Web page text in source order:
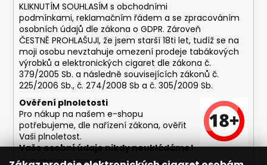
KLIKNUTÍM SOUHLASÍM s obchodními
podmínkami, reklamačním řádem a se zpracováním
osobních údajů dle zákona o GDPR. Zároveň
ČESTNĚ PROHLAŠUJI, že jsem starší 18ti let, tudíž se na
moji osobu nevztahuje omezení prodeje tabákových
výrobků a elektronických cigaret dle zákona č.
379/2005 Sb. a následně souvisejících zákonů č.
225/2006 Sb., č. 274/2008 Sb a č. 305/2009 Sb.
Ověření plnoletosti
Pro nákup na našem e-shopu
potřebujeme, dle nařízení zákona, ověřit
Vaši plnoletost.
Vaše osobní údaje nikdy neukládáme!